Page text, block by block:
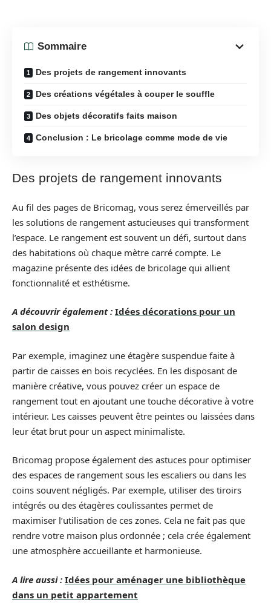
Sommaire
Des projets de rangement innovants
Des créations végétales à couper le souffle
Des objets décoratifs faits maison
Conclusion : Le bricolage comme mode de vie
Des projets de rangement innovants
Au fil des pages de Bricomag, vous serez émerveillés par
les solutions de rangement astucieuses qui transforment
l’espace. Le rangement est souvent un défi, surtout dans
des habitations où chaque mètre carré compte. Le
magazine présente des idées de bricolage qui allient
fonctionnalité et esthétisme.
A découvrir également : Idées décorations pour un
salon design
Par exemple, imaginez une étagère suspendue faite à
partir de caisses en bois recyclées. En les disposant de
manière créative, vous pouvez créer un espace de
rangement tout en ajoutant une touche décorative à votre
intérieur. Les caisses peuvent être peintes ou laissées dans
leur état brut pour un aspect minimaliste.
Bricomag propose également des astuces pour optimiser
des espaces de rangement sous les escaliers ou dans les
coins souvent négligés. Par exemple, utiliser des tiroirs
intégrés ou des étagères coulissantes permet de
maximiser l’utilisation de ces zones. Cela ne fait pas que
rendre votre maison plus ordonnée ; cela crée également
une atmosphère accueillante et harmonieuse.
A lire aussi : Idées pour aménager une bibliothèque
dans un petit appartement